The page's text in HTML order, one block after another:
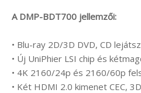
A DMP-BDT700 jellemzői:
• Blu-ray 2D/3D DVD, CD
• Új UniPhier LSI chip és
• 4K 2160/24p és 2160/60p
• Két HDMI 2.0 kimenet CEC,